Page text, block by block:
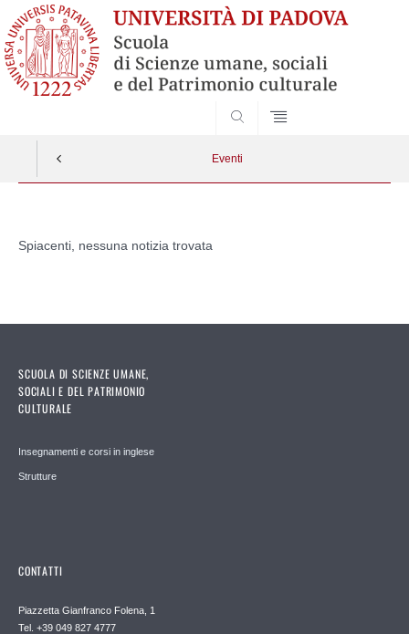
Eventi
contenuto
Spiacenti, nessuna notizia trovata
SCUOLA DI SCIENZE UMANE,
SOCIALI E DEL PATRIMONIO
CULTURALE
Insegnamenti e corsi in inglese
Strutture
CONTATTI
Piazzetta Gianfranco Folena, 1
Tel. +39 049 827 4777